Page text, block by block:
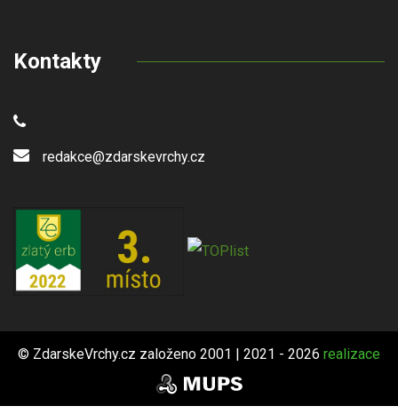
Kontakty
redakce@zdarskevrchy.cz
© ZdarskeVrchy.cz založeno 2001 | 2021 - 2026 realizace